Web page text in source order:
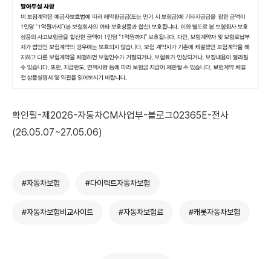
확인필-제2026-자동차CM사업부-블로그02365E-전사
(26.05.07~27.05.06)
#자동차보험 #다이렉트자동차보험
#자동차보험비교사이트 #자동차보험료 #캐롯자동차보험